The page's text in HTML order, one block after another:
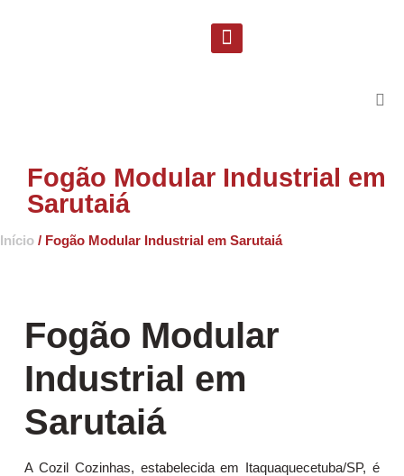
Fogão Modular Industrial em
Sarutaiá
Início / Fogão Modular Industrial em Sarutaiá
Fogão Modular
Industrial em
Sarutaiá
A Cozil Cozinhas, estabelecida em Itaquaquecetuba/SP, é